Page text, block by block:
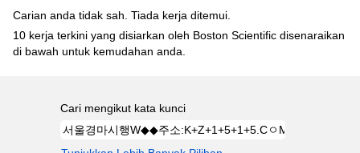
Carian anda tidak sah. Tiada kerja ditemui.
10 kerja terkini yang disiarkan oleh Boston Scientific disenaraikan
di bawah untuk kemudahan anda.
Cari mengikut kata kunci